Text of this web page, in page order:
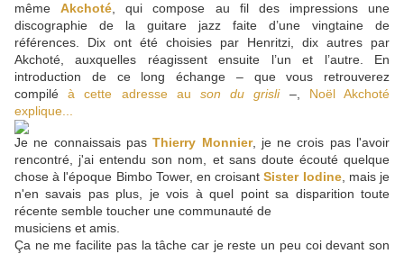
mêmeAkchoté , qui compose au fil des impressions une
discographie de la guitare jazz faite d’une vingtaine de
références. Dix ont été choisies par Henritzi, dix autres par
Akchoté, auxquelles réagissent ensuite l’un et l’autre. En
introduction de ce long échange – que vous retrouverez
compiléà cette adresse auson du grisli –, Noël Akchoté
explique...
Je ne connaissais pasThierry Monnier, je ne crois pas l'avoir
rencontré, j'ai entendu son nom, et sans doute écouté quelque
chose à l'époque Bimbo Tower, en croisantSister Iodine, mais je
n'en savais pas plus, je vois à quel point sa disparition toute
récente semble toucher une communauté de
musiciens et amis.
Ça ne me facilite pas la tâche car je reste un peu coi devant son